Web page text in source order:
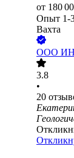
от 180
Опыт 1-
Вахта
ООО
3.8
•
20